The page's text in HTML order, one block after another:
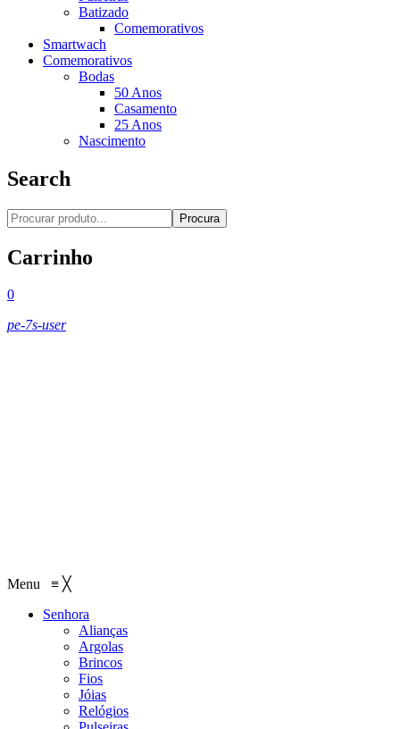
Batizado
Comemorativos
Smartwach
Comemorativos
Bodas
50 Anos
Casamento
25 Anos
Nascimento
Search
Procura
Carrinho
0
pe-7s-user
Menu ≡ ╳
Senhora
Alianças
Argolas
Brincos
Fios
Jóias
Relógios